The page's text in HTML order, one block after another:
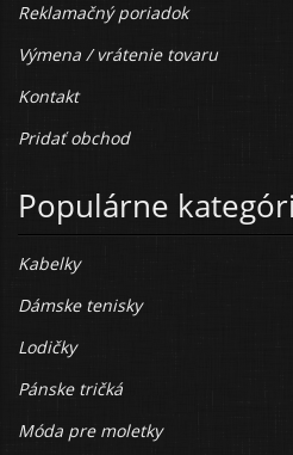
Reklamačný poriadok
Výmena / vrátenie tovaru
Kontakt
Pridať obchod
Populárne
Kabelky
Dámske tenisky
Lodičky
Pánske tričká
Móda pre moletky